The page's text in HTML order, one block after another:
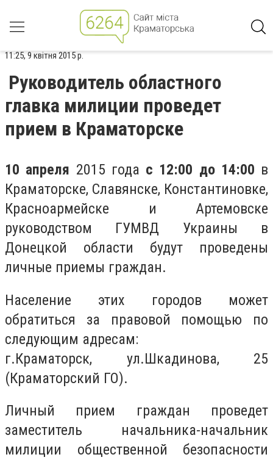
11:25, 9 квітня 2015 р.
Руководитель областного
главка милиции проведет
прием в Краматорске
10 апреля 2015 года с 12:00 до 14:00 в
Краматорске, Славянске, Константиновке,
Красноармейске и Артемовске
руководством ГУМВД Украины в
Донецкой области будут проведены
личные приемы граждан.
Население этих городов может
обратиться за правовой помощью по
следующим адресам:
г.Краматорск, ул.Шкадинова, 25
(Краматорский ГО).
Личный прием граждан проведет
заместитель начальника-начальник
милиции общественной безопасности